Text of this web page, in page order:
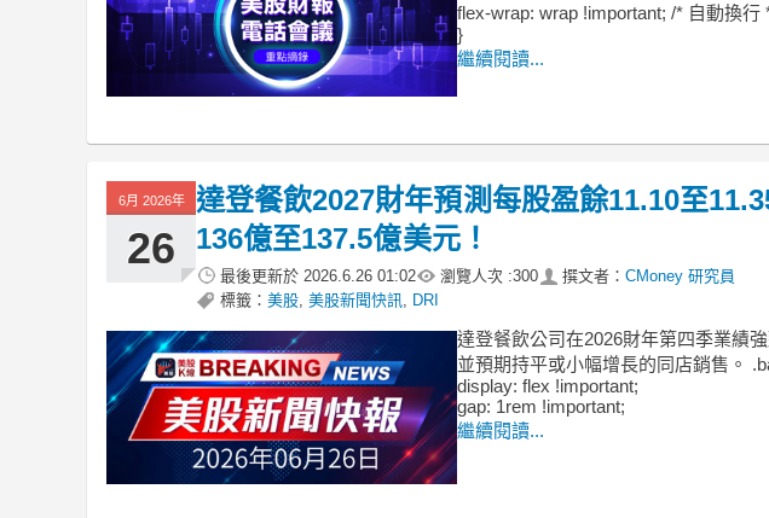
flex-wrap: wrap !important; /* 自動換行
}
繼續閱讀...
6月 2026年
26
達登餐飲2027財年預測每股盈餘11.10至
136億至137.5億美元！
最後更新於 2026.6.26 01:02 瀏覽人次 :300 撰文者： CMoney 研究員
標籤： 美股 美股新聞快訊 DRI
達登餐飲公司在2026財年第四季業績
並預期持平或小幅增長的同店銷售。
display: flex !important;
gap: 1rem !important;
繼續閱讀...